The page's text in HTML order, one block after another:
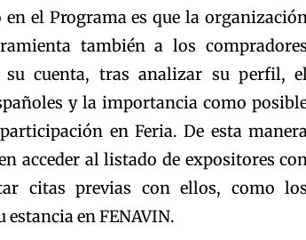
el Programa es que la
también a los compradores
su cuenta, tras analizar su perfil,
y la importancia como
en Feria. De esta
acceder al listado de expositores
citas previas con ellos, como los
en FENAVIN.